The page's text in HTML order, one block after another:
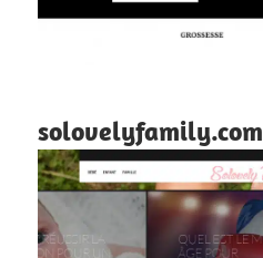
solovelyfamily.com